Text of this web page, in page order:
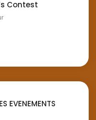
Contest
EVENEMENTS